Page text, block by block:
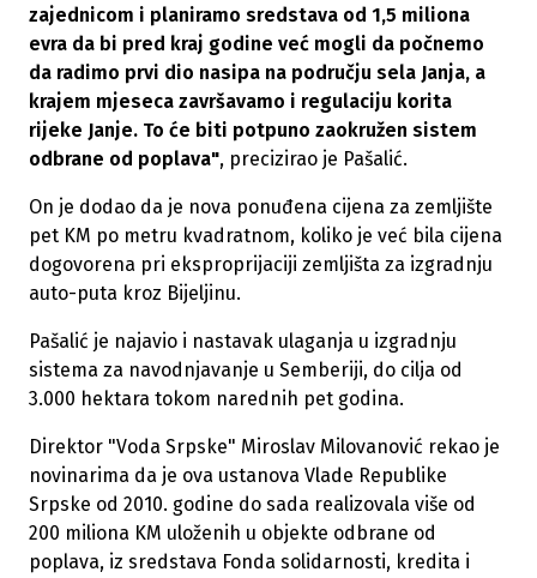
zajednicom i planiramo sredstava od 1,5 miliona
evra da bi pred kraj godine već mogli da počnemo
da radimo prvi dio nasipa na području sela Janja, a
krajem mjeseca završavamo i regulaciju korita
rijeke Janje. To će biti potpuno zaokružen sistem
odbrane od poplava", precizirao je Pašalić.
On je dodao da je nova ponuđena cijena za zemljište
pet KM po metru kvadratnom, koliko je već bila cijena
dogovorena pri eksproprijaciji zemljišta za izgradnju
auto-puta kroz Bijeljinu.
Pašalić je najavio i nastavak ulaganja u izgradnju
sistema za navodnjavanje u Semberiji, do cilja od
3.000 hektara tokom narednih pet godina.
Direktor "Voda Srpske" Miroslav Milovanović rekao je
novinarima da je ova ustanova Vlade Republike
Srpske od 2010. godine do sada realizovala više od
200 miliona KM uloženih u objekte odbrane od
poplava, iz sredstava Fonda solidarnosti, kredita i